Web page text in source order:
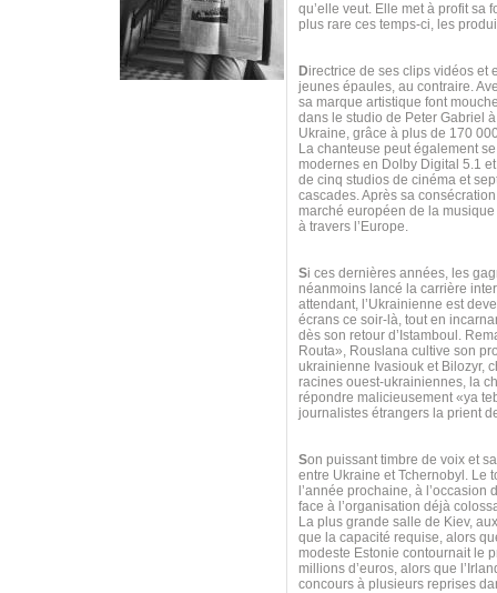
qu’elle veut. Elle met à profit sa
plus rare ces temps-ci, les
Directrice de ses clips vidéos et
jeunes épaules, au contraire.
sa marque artistique font
dans le studio de Peter Gabriel
Ukraine, grâce à plus de 170
La chanteuse peut également
modernes en Dolby Digital 5.1
de cinq studios de cinéma et
cascades. Après sa
marché européen de la
à travers l’Europe.
Si ces dernières années, les
néanmoins lancé la carrière
attendant, l’Ukrainienne est
écrans ce soir-là, tout en
dès son retour d’Istamboul.
Routa», Rouslana cultive son
ukrainienne Ivasiouk et Bilozyr,
racines ouest-ukrainiennes, la
répondre malicieusement «ya
journalistes étrangers la prient
Son puissant timbre de voix et
entre Ukraine et Tchernobyl. Le
l’année prochaine, à
face à l’organisation déjà
La plus grande salle de Kiev,
que la capacité requise, alors
modeste Estonie contournait le
millions d’euros, alors que
concours à plusieurs reprises